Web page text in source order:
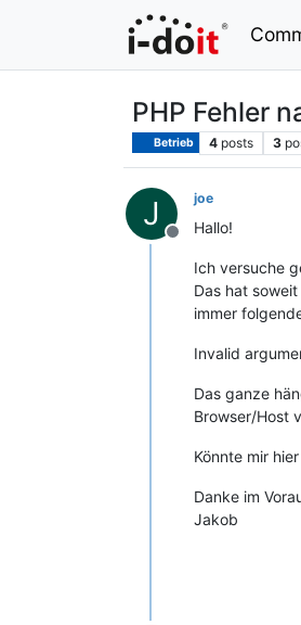
PHP Fehler
Betrieb 4 posts 3
J
Offline
joe
Hallo!
Ich versuche
Das hat
immer
Invalid
Das ganze
Browser/Host
Könnte mir
Danke im
Jakob